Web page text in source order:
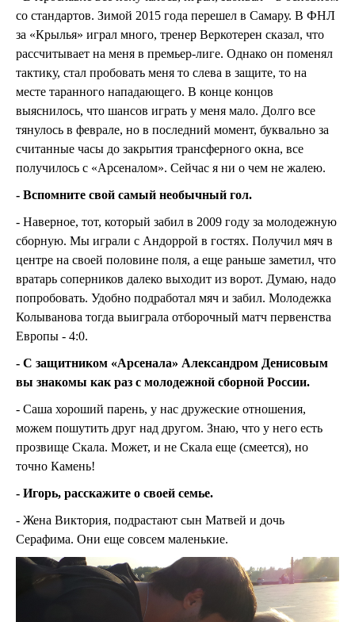
со стандартов. Зимой 2015 года перешел в Самару. В ФНЛ
за «Крылья» играл много, тренер Веркотерен сказал, что
рассчитывает на меня в премьер-лиге. Однако он поменял
тактику, стал пробовать меня то слева в защите, то на
месте таранного нападающего. В конце концов
выяснилось, что шансов играть у меня мало. Долго все
тянулось в феврале, но в последний момент, буквально за
считанные часы до закрытия трансферного окна, все
получилось с «Арсеналом». Сейчас я ни о чем не жалею.
- Вспомните свой самый необычный гол.
- Наверное, тот, который забил в 2009 году за молодежную
сборную. Мы играли с Андоррой в гостях. Получил мяч в
центре на своей половине поля, а еще раньше заметил, что
вратарь соперников далеко выходит из ворот. Думаю, надо
попробовать. Удобно подработал мяч и забил. Молодежка
Колыванова тогда выиграла отборочный матч первенства
Европы - 4:0.
- С защитником «Арсенала» Александром Денисовым
вы знакомы как раз с молодежной сборной России.
- Саша хороший парень, у нас дружеские отношения,
можем пошутить друг над другом. Знаю, что у него есть
прозвище Скала. Может, и не Скала еще (смеется), но
точно Камень!
- Игорь, расскажите о своей семье.
- Жена Виктория, подрастают сын Матвей и дочь
Серафима. Они еще совсем маленькие.